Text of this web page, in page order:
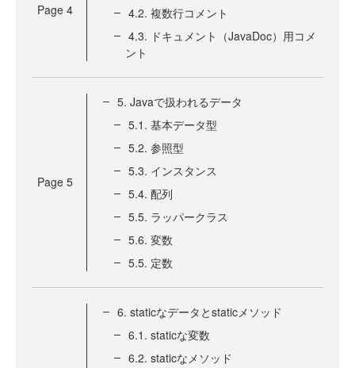
Page 4
4.2. 複数行コメント
4.3. ドキュメント（JavaDoc）用コメ
ント
Page 5
5. Javaで扱われるデータ
5.1. 基本データ型
5.2. 参照型
5.3. インスタンス
5.4. 配列
5.5. ラッパークラス
5.6. 変数
5.5. 定数
6. staticなデータとstaticメソッド
6.1. staticな変数
6.2. staticなメソッド